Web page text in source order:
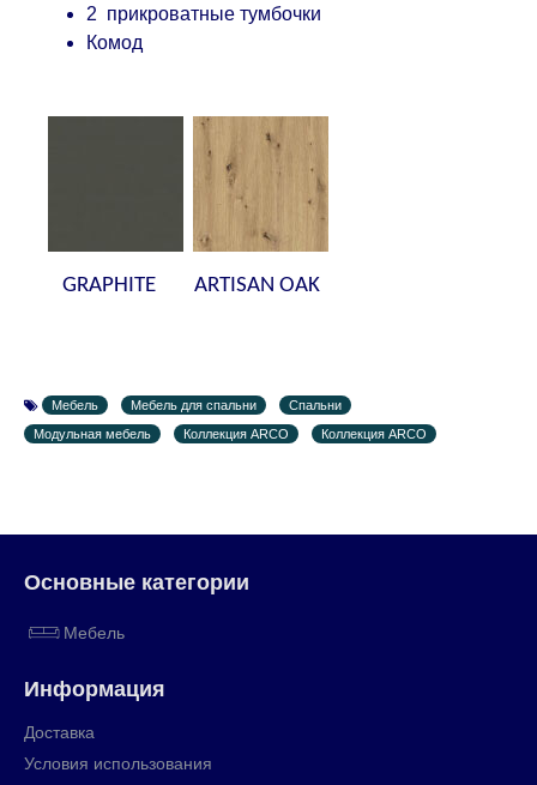
2 прикроватные тумбочки
Комод
GRAPHITE ARTISAN OAK
Мебель Мебель для спальни
Спальни
Модульная мебель
Коллекция ARCO Коллекция ARCO
Основные категории
Мебель
Информация
Доставка
Условия использования